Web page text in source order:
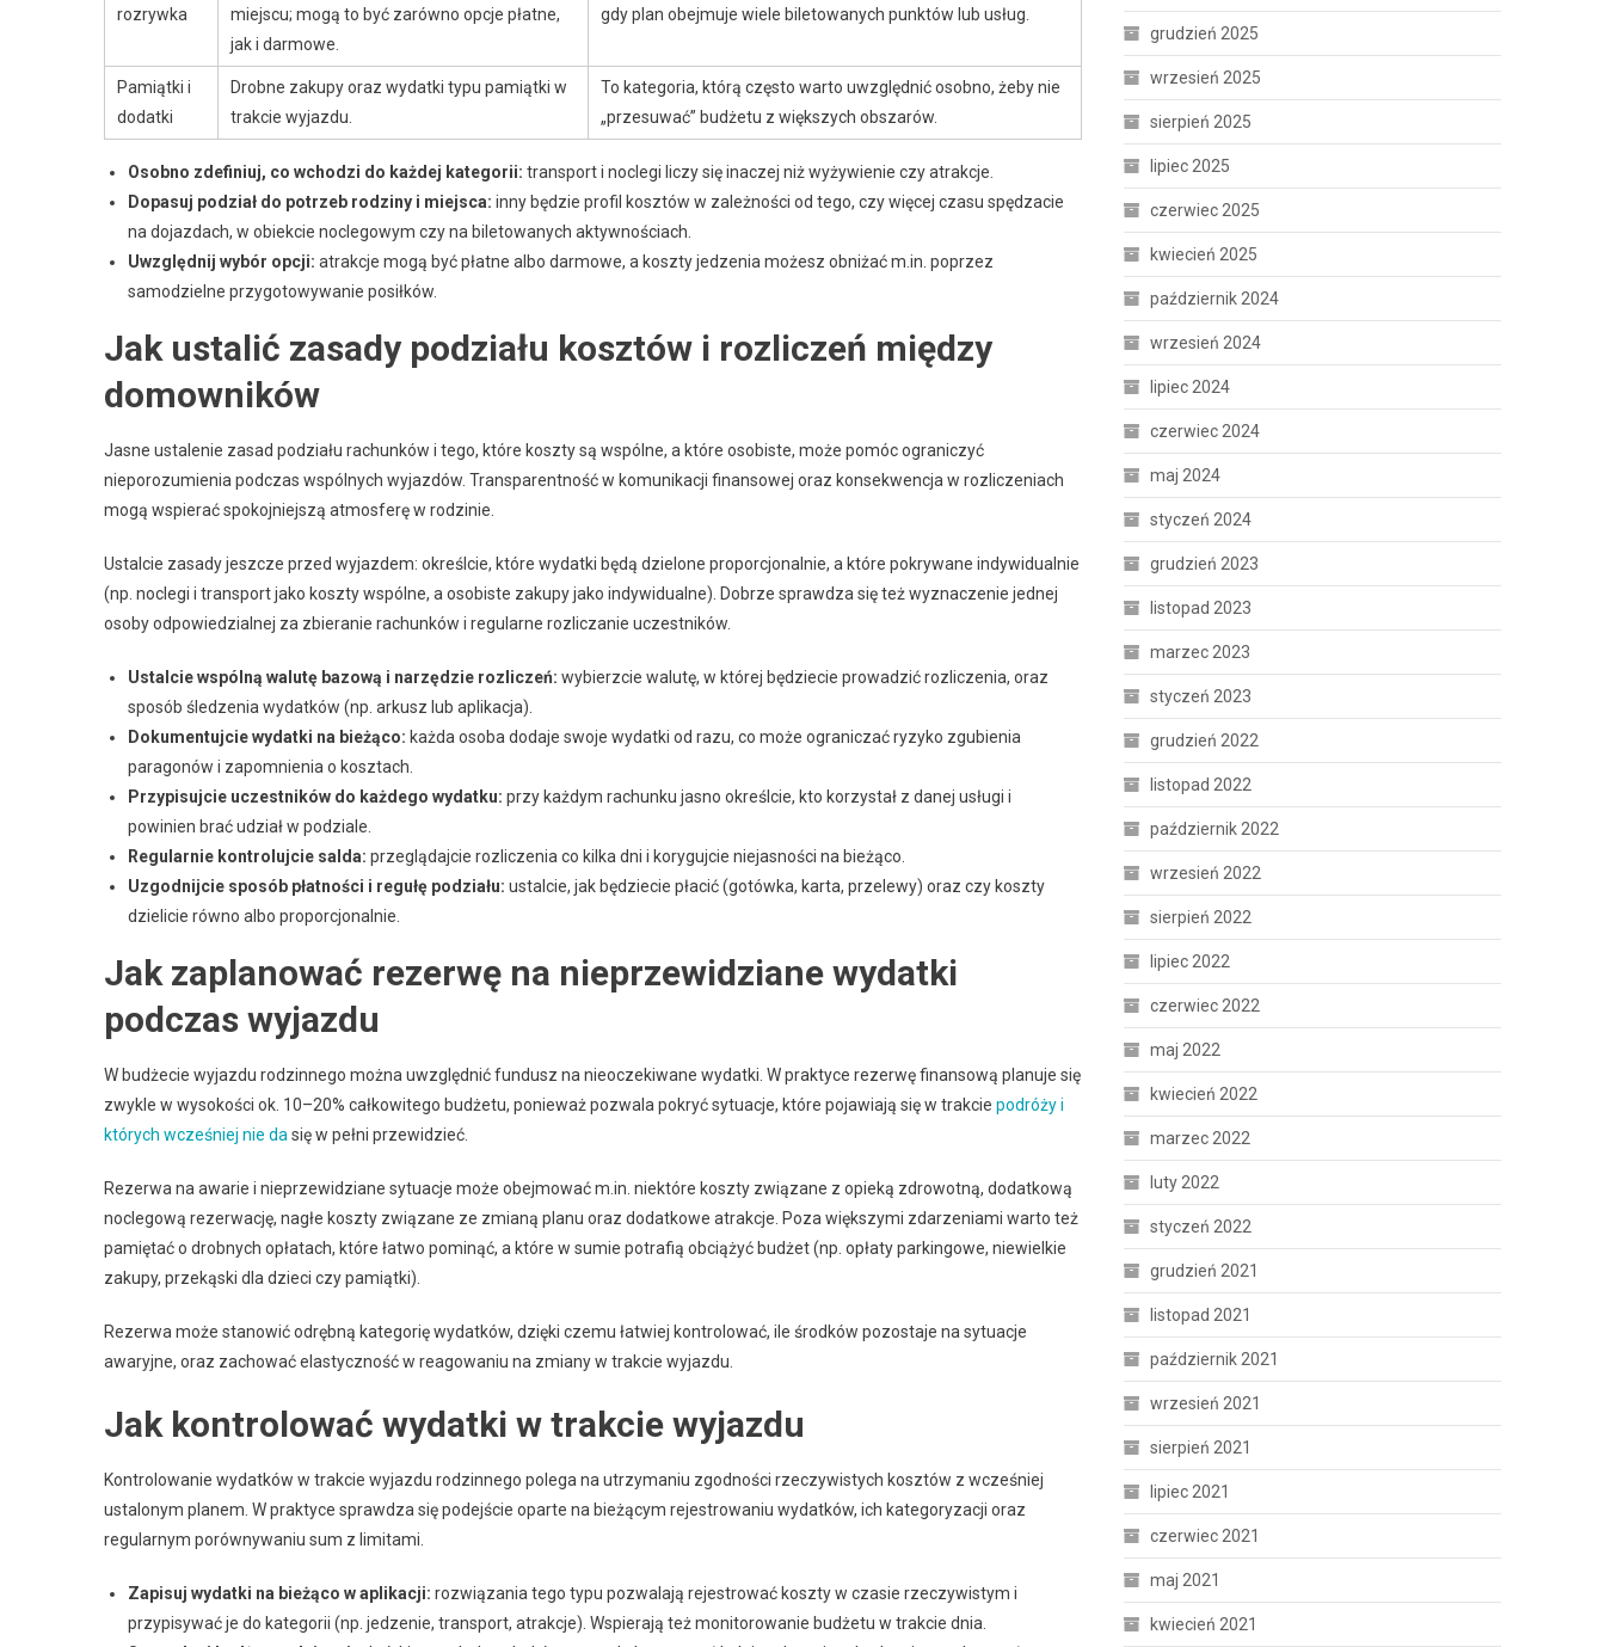
rozrywka
miejscu; mogą to być zarówno opcje płatne,
jak i darmowe.
gdy plan obejmuje wiele biletowanych punktów lub usług.
Pamiątki i
dodatki
Drobne zakupy oraz wydatki typu pamiątki w
trakcie wyjazdu.
To kategoria, którą często warto uwzględnić osobno, żeby nie
„przesuwać” budżetu z większych obszarów.
Osobno zdefiniuj, co wchodzi do każdej kategorii: transport i noclegi liczy się inaczej niż wyżywienie czy atrakcje.
Dopasuj podział do potrzeb rodziny i miejsca: inny będzie profil kosztów w zależności od tego, czy więcej czasu spędzacie
na dojazdach, w obiekcie noclegowym czy na biletowanych aktywnościach.
Uwzględnij wybór opcji: atrakcje mogą być płatne albo darmowe, a koszty jedzenia możesz obniżać m.in. poprzez
samodzielne przygotowywanie posiłków.
Jak ustalić zasady podziału kosztów i rozliczeń między
domowników
Jasne ustalenie zasad podziału rachunków i tego, które koszty są wspólne, a które osobiste, może pomóc ograniczyć
nieporozumienia podczas wspólnych wyjazdów. Transparentność w komunikacji finansowej oraz konsekwencja w rozliczeniach
mogą wspierać spokojniejszą atmosferę w rodzinie.
Ustalcie zasady jeszcze przed wyjazdem: określcie, które wydatki będą dzielone proporcjonalnie, a które pokrywane indywidualnie
(np. noclegi i transport jako koszty wspólne, a osobiste zakupy jako indywidualne). Dobrze sprawdza się też wyznaczenie jednej
osoby odpowiedzialnej za zbieranie rachunków i regularne rozliczanie uczestników.
Ustalcie wspólną walutę bazową i narzędzie rozliczeń: wybierzcie walutę, w której będziecie prowadzić rozliczenia, oraz
sposób śledzenia wydatków (np. arkusz lub aplikacja).
Dokumentujcie wydatki na bieżąco: każda osoba dodaje swoje wydatki od razu, co może ograniczać ryzyko zgubienia
paragonów i zapomnienia o kosztach.
Przypisujcie uczestników do każdego wydatku: przy każdym rachunku jasno określcie, kto korzystał z danej usługi i
powinien brać udział w podziale.
Regularnie kontrolujcie salda: przeglądajcie rozliczenia co kilka dni i korygujcie niejasności na bieżąco.
Uzgodnijcie sposób płatności i regułę podziału: ustalcie, jak będziecie płacić (gotówka, karta, przelewy) oraz czy koszty
dzielicie równo albo proporcjonalnie.
Jak zaplanować rezerwę na nieprzewidziane wydatki
podczas wyjazdu
W budżecie wyjazdu rodzinnego można uwzględnić fundusz na nieoczekiwane wydatki. W praktyce rezerwę finansową planuje się
zwykle w wysokości ok. 10–20% całkowitego budżetu, ponieważ pozwala pokryć sytuacje, które pojawiają się w trakcie podróży i
których wcześniej nie dasię w pełni przewidzieć.
Rezerwa na awarie i nieprzewidziane sytuacje może obejmować m.in. niektóre koszty związane z opieką zdrowotną, dodatkową
noclegową rezerwację, nagłe koszty związane ze zmianą planu oraz dodatkowe atrakcje. Poza większymi zdarzeniami warto też
pamiętać o drobnych opłatach, które łatwo pominąć, a które w sumie potrafią obciążyć budżet (np. opłaty parkingowe, niewielkie
zakupy, przekąski dla dzieci czy pamiątki).
Rezerwa może stanowić odrębną kategorię wydatków, dzięki czemu łatwiej kontrolować, ile środków pozostaje na sytuacje
awaryjne, oraz zachować elastyczność w reagowaniu na zmiany w trakcie wyjazdu.
Jak kontrolować wydatki w trakcie wyjazdu
Kontrolowanie wydatków w trakcie wyjazdu rodzinnego polega na utrzymaniu zgodności rzeczywistych kosztów z wcześniej
ustalonym planem. W praktyce sprawdza się podejście oparte na bieżącym rejestrowaniu wydatków, ich kategoryzacji oraz
regularnym porównywaniu sum z limitami.
Zapisuj wydatki na bieżąco w aplikacji: rozwiązania tego typu pozwalają rejestrować koszty w czasie rzeczywistym i
przypisywać je do kategorii (np. jedzenie, transport, atrakcje). Wspierają też monitorowanie budżetu w trakcie dnia.
grudzień 2025
wrzesień 2025
sierpień 2025
lipiec 2025
czerwiec 2025
kwiecień 2025
październik 2024
wrzesień 2024
lipiec 2024
czerwiec 2024
maj 2024
styczeń 2024
grudzień 2023
listopad 2023
marzec 2023
styczeń 2023
grudzień 2022
listopad 2022
październik 2022
wrzesień 2022
sierpień 2022
lipiec 2022
czerwiec 2022
maj 2022
kwiecień 2022
marzec 2022
luty 2022
styczeń 2022
grudzień 2021
listopad 2021
październik 2021
wrzesień 2021
sierpień 2021
lipiec 2021
czerwiec 2021
maj 2021
kwiecień 2021